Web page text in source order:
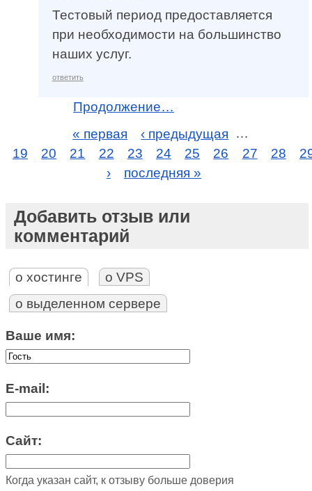
Тестовый период предоставляется
при необходимости на большинство
наших услуг.
ответить
Продолжение…
« первая
‹ предыдущая
…
19
20 21 22 23 24 25 26 27 28
›
последняя »
Добавить отзыв или
комментарий
о хостинге
о VPS
о выделенном сервере
Ваше имя:
E-mail:
Сайт:
Когда указан сайт, к отзыву больше доверия